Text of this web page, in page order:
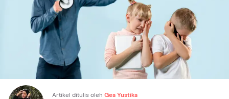
Artikel ditulis oleh Gea Yustika